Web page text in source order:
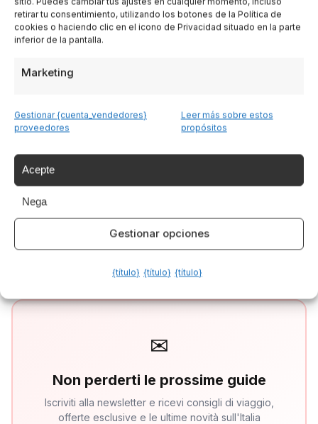
retirar tu consentimiento, utilizando los botones de la Política de
cookies o haciendo clic en el icono de Privacidad situado en la parte
inferior de la pantalla.
Marketing
Gestionar {cuenta_vendedores}
proveedores
Leer más sobre estos
propósitos
Acepte
Nega
Gestionar opciones
{título} {título} {título}
Facebook
Italia Delight
meraviglie dell'Italia: cultura, tradizioni,
cucina e tour indimenticabili.
✉
Non perderti le prossime guide
Iscriviti alla newsletter e ricevi consigli di viaggio,
offerte esclusive e le ultime novità sull'Italia